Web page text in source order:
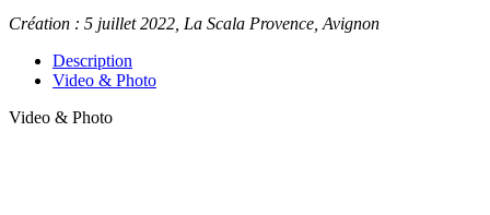
Création : 5 juillet 2022, La Scala Provence, Avignon
Description
Video & Photo
Video & Photo